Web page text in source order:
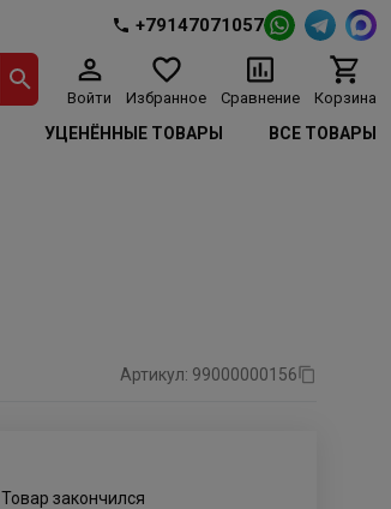
+79147071057
Войти Избранное Сравнение Корзина
УЦЕНЁННЫЕ ТОВАРЫ ВСЕ ТОВАРЫ
Артикул: 99000000156
Товар закончился